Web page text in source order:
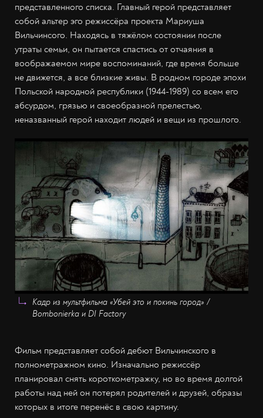
представленного списка. Главный герой представляет
собой альтер эго режиссёра проекта Мариуша
Вильчинсого. Находясь в тяжёлом состоянии после
утраты семьи, он пытается спастись от отчаяния в
воображаемом мире воспоминаний, где время больше
не движется, а все близкие живы. В родном городе эпохи
Польской народной республики (1944-1989) со всем его
абсурдом, грязью и своеобразной прелестью,
неназванный герой находит людей и вещи из прошлого.
Кадр из мультфильма «Убей это и покинь город» /
Bombonierka и DI Factory
Фильм представляет собой дебют Вильчинского в
полнометражном кино. Изначально режиссёр
планировал снять короткометражку, но во время долгой
работы над ней он потерял родителей и друзей, образы
которых в итоге перенёс в свою картину.